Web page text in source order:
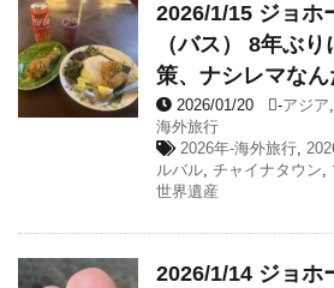
2026/1/15 ジョ
（バス） 8年ぶ
策、ナシレマなん
2026/01/20 -アジア,
海外旅行
2026年-海外旅行,
ルバル, チャイナタウン,
世界遺産
2026/1/14 ジョホ